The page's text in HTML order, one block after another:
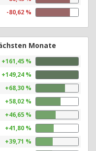
-80,62 %
Monate
+161,45 %
+149,24 %
+68,30 %
+58,02 %
+46,65 %
+41,80 %
+39,71 %